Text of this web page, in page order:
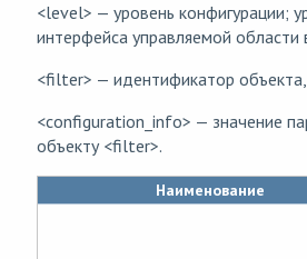
<level> — уровень конфигурации;
интерфейса управляемой области
<filter> — идентификатор
<configuration_info> — значение
объекту <filter>.
Наименование